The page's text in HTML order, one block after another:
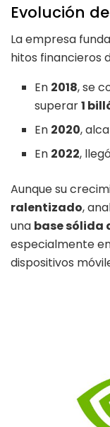
Evolución
La empresa
hitos financieros
En 2018, se
superar1
En 2020,
En 2022,
Aunque su
ralentizado,
una base sólida
especialmente
dispositivos